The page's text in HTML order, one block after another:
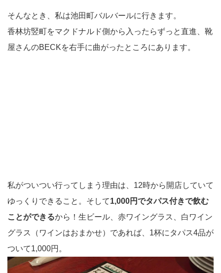
そんなとき、私は池田町バルバールに行きます。
香林坊竪町をマクドナルド側から入ったらずっと直進、靴
屋さんのBECKを右手に曲がったところにあります。
私がついつい行ってしまう理由は、12時から開店していて
ゆっくりできること。そして1,000円でタパス付きで飲む
ことができるから！生ビール、赤ワイングラス、白ワイン
グラス（ワインはおまかせ）であれば、1杯にタパス4品が
ついて1,000円。